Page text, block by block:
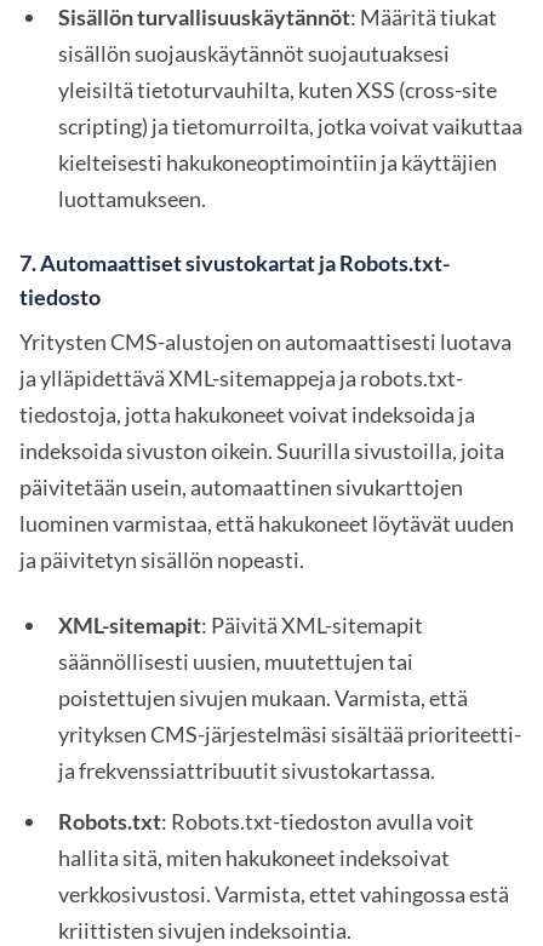
Sisällön turvallisuuskäytännöt: Määritä tiukat
sisällön suojauskäytännöt suojautuaksesi
yleisiltä tietoturvauhilta, kuten XSS (cross-site
scripting) ja tietomurroilta, jotka voivat vaikuttaa
kielteisesti hakukoneoptimointiin ja käyttäjien
luottamukseen.
7.Automaattiset sivustokartat ja Robots.txt-
tiedosto
Yritysten CMS-alustojen on automaattisesti luotava
ja ylläpidettävä XML-sitemappeja ja robots.txt-
tiedostoja, jotta hakukoneet voivat indeksoida ja
indeksoida sivuston oikein. Suurilla sivustoilla, joita
päivitetään usein, automaattinen sivukarttojen
luominen varmistaa, että hakukoneet löytävät uuden
ja päivitetyn sisällön nopeasti.
XML-sitemapit: Päivitä XML-sitemapit
säännöllisesti uusien, muutettujen tai
poistettujen sivujen mukaan. Varmista, että
yrityksen CMS-järjestelmäsi sisältää prioriteetti-
ja frekvenssiattribuutit sivustokartassa.
Robots.txt: Robots.txt-tiedoston avulla voit
hallita sitä, miten hakukoneet indeksoivat
verkkosivustosi. Varmista, ettet vahingossa estä
kriittisten sivujen indeksointia.